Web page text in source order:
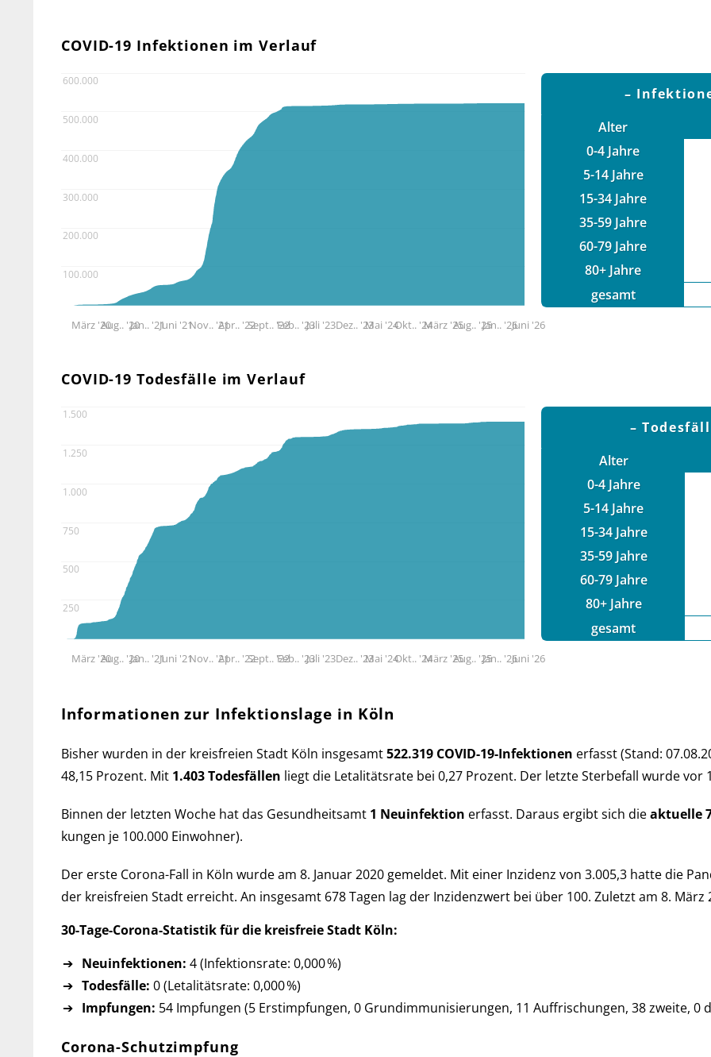
COVID-19 Infektionen im Verlauf
100.000
200.000
300.000
400.000
500.000
600.000
März '20Aug.. '20Jan.. '21Juni '21Nov.. '21Apr.. '22Sept.. '22Feb.. '23Juli '23Dez.. '23Mai '24Okt.. '24März '25Aug.. '25Jan.. '26Juni '26
Alter
0-4 Jahre
5-14 Jahre
15-34 Jahre
35-59 Jahre
60-79 Jahre
80+ Jahre
gesamt
COVID-19 Todesfälle im Verlauf
250
500
750
1.000
1.250
1.500
März '20Aug.. '20Jan.. '21Juni '21Nov.. '21Apr.. '22Sept.. '22Feb.. '23Juli '23Dez.. '23Mai '24Okt.. '24März '25Aug.. '25Jan.. '26Juni '26
Alter
0-4 Jahre
5-14 Jahre
15-34 Jahre
35-59 Jahre
60-79 Jahre
80+ Jahre
gesamt
Informationen zur Infektionslage in Köln
Bisher wurden in der kreis­freien Stadt Köln ins­ge­samt522.319 COVID-19-Infek­tio­nen er­fasst (Stand:
48,15 Pro­zent. Mit 1.403 Todes­fällen liegt die Let­a­li­täts­rate bei 0,27 Pro­zent. Der letzte Sterbe­fall wurde vor
Binnen der letzten Woche hat das Ge­sund­heits­amt 1 Neu­in­fek­tion er­fasst. Daraus er­gibt sich dieaktu­elle
kun­gen je 100.000 Ein­wohner).
Der erste Corona-Fall in Köln wurde am 8. Januar 2020 ge­mel­det. Mit einer Inzi­denz von 3.005,3 hatte die
der kreis­freien Stadt er­reicht. An ins­ge­samt 678 Tagen lag der Inzi­denz­wert bei über 100. Zu­letzt am 8. März
30-Tage-Corona-Statistik für die kreis­freie Stadt Köln:
Neuinfektionen: 4 (Infektionsrate: 0,000 %)
Todesfälle: 0 (Letalitätsrate: 0,000 %)
Impfungen: 54 Impfungen (5 Erst­imp­fun­gen, 0 Grund­im­mu­ni­sie­run­gen, 11 Auf­fri­schun­gen, 38 zweite, 0
Corona-Schutzimpfung